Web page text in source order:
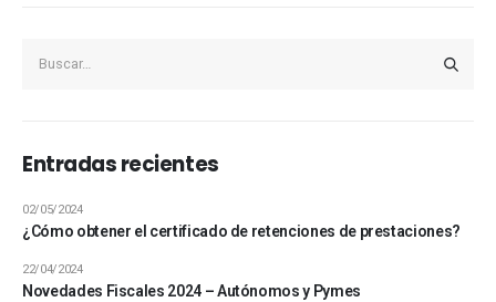
Entradas recientes
¿Cómo obtener el certificado de retenciones de prestaciones?
02/05/2024
Novedades Fiscales 2024 – Autónomos y Pymes
22/04/2024